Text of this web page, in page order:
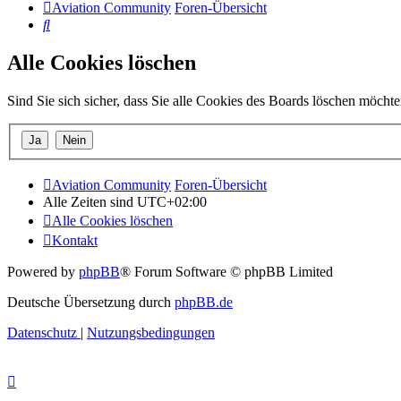
Aviation Community Foren-Übersicht
Suche
Alle Cookies löschen
Sind Sie sich sicher, dass Sie alle Cookies des Boards löschen
Aviation Community Foren-Übersicht
Alle Zeiten sind UTC+02:00
Alle Cookies löschen
Kontakt
Powered by phpBB® Forum Software © phpBB Limited
Deutsche Übersetzung durch phpBB.de
Datenschutz | Nutzungsbedingungen